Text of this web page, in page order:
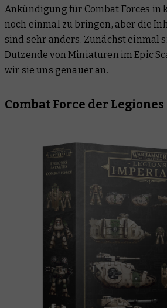
Ankündigung für Combat Forces in
noch einmal zu bringen, aber die
sind sehr anders. Zunächst einmal
Dutzende von Miniaturen im Epic
wir sie uns genauer an.
Combat Force der